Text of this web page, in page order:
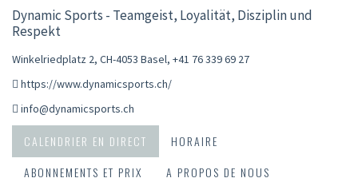
Dynamic Sports - Teamgeist, Loyalität, Disziplin und
Respekt
Winkelriedplatz 2, CH-4053 Basel, +41 76 339 69 27
https://www.dynamicsports.ch/
info@dynamicsports.ch
CALENDRIER EN DIRECT
HORAIRE
ABONNEMENTS ET PRIX
A PROPOS DE NOUS